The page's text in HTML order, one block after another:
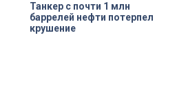
Танкер с почти 1 млн
баррелей нефти потерпел
крушение